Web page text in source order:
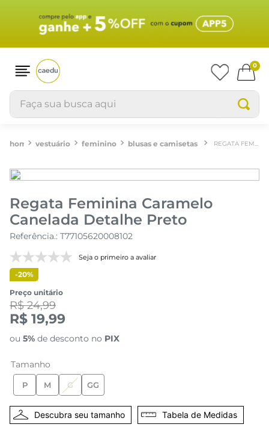
0
Faça sua busca aqui
vestuário feminino blusas e camisetas
Regata Feminina Caramelo
Canelada Detalhe Preto
Referência.: T77105620008102
Seja o primeiro a avaliar
-20%
Preço unitário
R$ 24,99
R$ 19,99
ou 5% de desconto no PIX
Tamanho
P M G GG
Tabela de Medidas